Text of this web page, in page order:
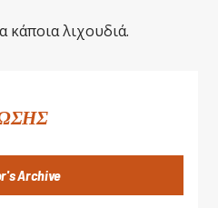
κάποια λιχουδιά.
Archive